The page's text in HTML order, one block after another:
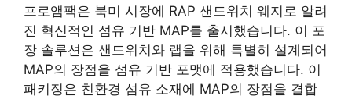
프로앰팩은 북미 시장에 RAP 샌드위치 웨지로 알려
진 혁신적인 섬유 기반 MAP를 출시했습니다. 이 포
장 솔루션은 샌드위치와 랩을 위해 특별히 설계되어
MAP의 장점을 섬유 기반 포맷에 적용했습니다. 이
패키징은 친환경 섬유 소재에 MAP의 장점을 결합